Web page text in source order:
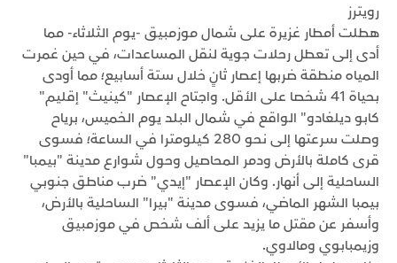
رويترز
هطلت أمطار غزيرة على شمال موزمبيق -يوم الثلاثاء- مما
أدى إلى تعطل رحلات جوية لنقل المساعدات، في حين غمرت
المياه منطقة ضربها إعصار ثانٍ خلال ستة أسابيع؛ مما أودى
بحياة 41 شخصا على الأقل. واجتاح الإعصار "كينيث" إقليم"
كابو ديلغادو" الواقع في شمال البلد يوم الخميس، برياح
وصلت سرعتها إلى نحو 280 كيلومترا في الساعة؛ فسوى
قرى كاملة بالأرض ودمر المحاصيل وحول شوارع مدينة "بيمبا"
الساحلية إلى أنهار. وكان الإعصار "إيدي" ضرب مناطق جنوبي
بيمبا الشهر الماضي، فسوى مدينة "بيرا" الساحلية بالأرض،
وأسفر عن مقتل ما يزيد على ألف شخص في موزمبيق
وزيمبابوي ومالاوي.